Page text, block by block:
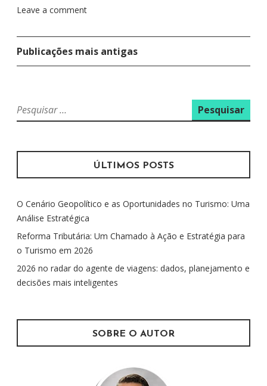
Leave a comment
N
E
G
Ã
P
R
O
Publicações mais antigas
P
e
q
i
a
r
p
o
r
:
ÚLTIMOS POSTS
O Cenário Geopolítico e as Oportunidades no Turismo: Uma
Análise Estratégica
Reforma Tributária: Um Chamado à Ação e Estratégia para
o Turismo em 2026
2026 no radar do agente de viagens: dados, planejamento e
decisões mais inteligentes
SOBRE O AUTOR